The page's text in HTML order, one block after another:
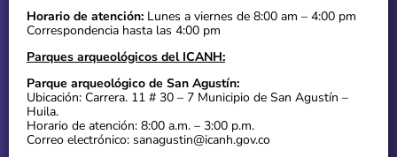
Horario de atención: Lunes a viernes de 8:00 am – 4:00 pm
Correspondencia hasta las 4:00 pm
Parques arqueológicos del ICANH:
Parque arqueológico de San Agustín:
Ubicación: Carrera. 11 # 30 – 7 Municipio de San Agustín –
Huila.
Horario de atención: 8:00 a.m. – 3:00 p.m.
Correo electrónico: sanagustin@icanh.gov.co